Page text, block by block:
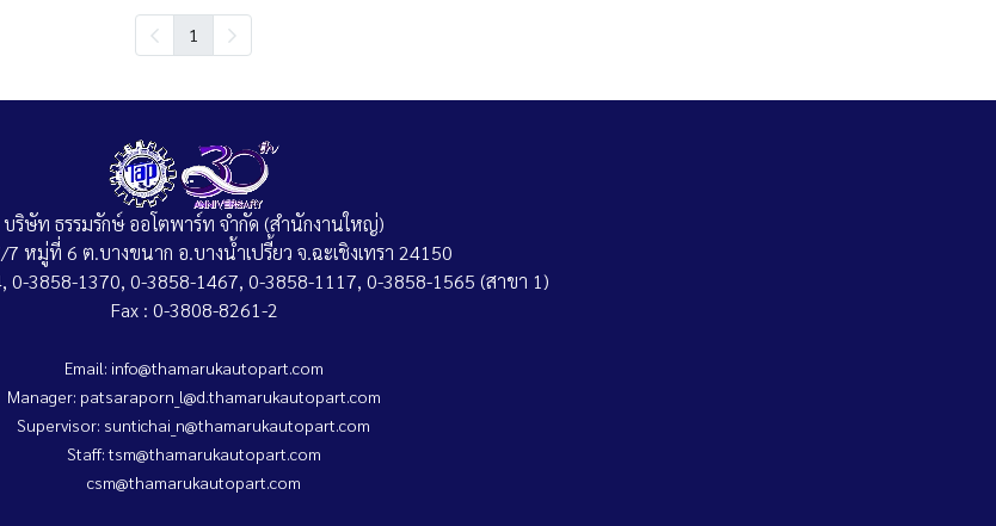
1
บริษัท ธรรมรักษ์ ออโตพาร์ท จำกัด (สำนักงานใหญ่)
7 หมู่ที่ 6 ต.บางขนาก อ.บางน้ำเปรี้ยว จ.ฉะเชิงเทรา 24150
0-3858-1370, 0-3858-1467, 0-3858-1117, 0-3858-1565 (สาขา 1)
Fax : 0-3808-8261-2
Email: info@thamarukautopart.com
Manager: patsaraporn_l@d.thamarukautopart.com
Supervisor: suntichai_n@thamarukautopart.com
Staff: tsm@thamarukautopart.com
csm@thamarukautopart.com